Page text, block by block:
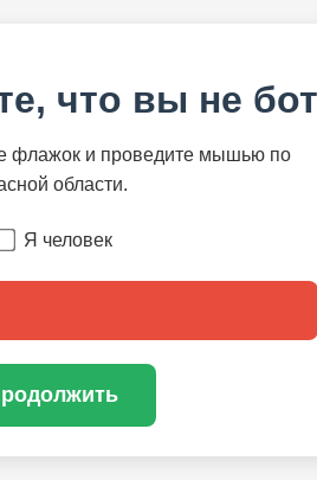
что вы не бот
флажок и проведите мышью по
области.
Я человек